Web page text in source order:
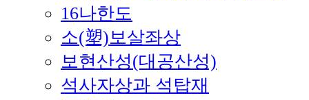
16나한도
소(塑)보살좌상
보현산성(대공산성)
석사자상과 석탑재